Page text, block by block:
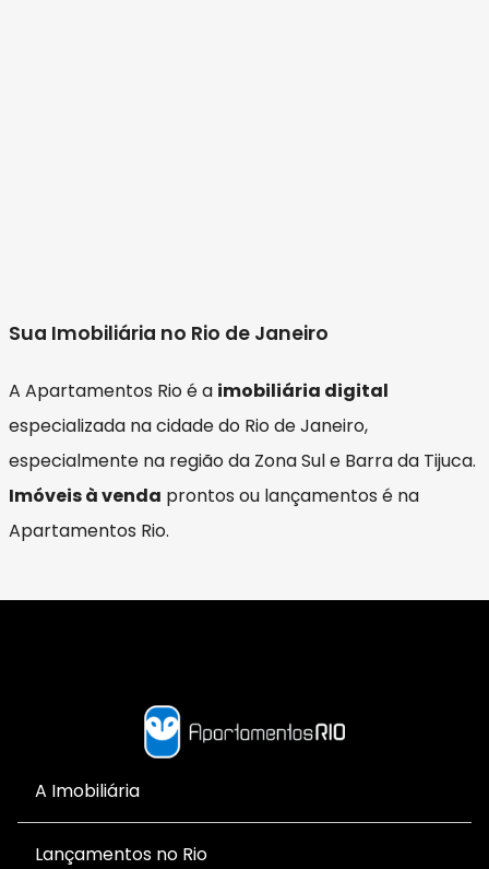
Sua Imobiliária no Rio de Janeiro
A Apartamentos Rio é a imobiliária digital
especializada na cidade do Rio de Janeiro,
especialmente na região da Zona Sul e Barra da Tijuca.
Imóveis à venda prontos ou lançamentos é na
Apartamentos Rio.
A Imobiliária
Lançamentos no Rio